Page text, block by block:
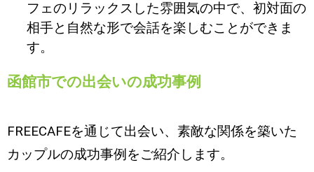
フェのリラックスした雰囲気の中で、初対面の
相手と自然な形で会話を楽しむことができま
す。
函館市での出会いの成功事例
FREECAFEを通じて出会い、素敵な関係を築いた
カップルの成功事例をご紹介します。